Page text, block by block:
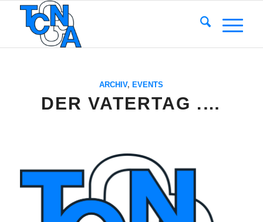
ARCHIV, EVENTS
DER VATERTAG .…